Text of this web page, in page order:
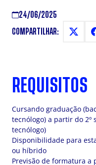
24/06/2025
COMPARTILHAR:
REQUISITOS
Cursando graduação
tecnólogo) a partir do 2º
tecnólogo)
Disponibilidade para
ou híbrido
Previsão de formatura a